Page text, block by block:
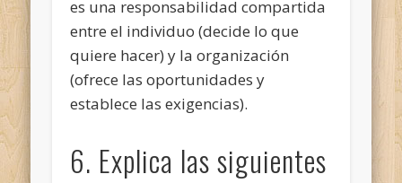
es una responsabilidad compartida
entre el individuo (decide lo que
quiere hacer) y la organización
(ofrece las oportunidades y
establece las exigencias).
6. Explica las siguientes